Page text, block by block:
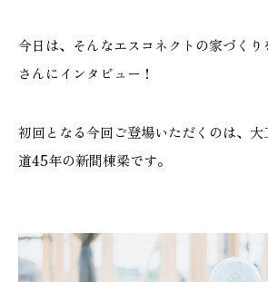
COMPANY
会社情報
ACCESS MAP
アクセスマップ
今日は、そんなエスコネクトの家づく
さんにインタビュー！
初回となる今回ご登場いただくのは、
道45年の新間棟梁です。